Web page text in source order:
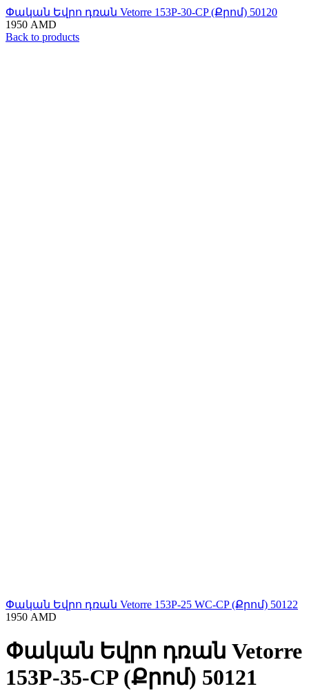
Փական Եվրո դռան Vetorre 153P-30-CP (Քրոմ) 50120
1950 AMD
Back to products
Փական Եվրո դռան Vetorre 153P-25 WC-CP (Քրոմ) 50122
1950 AMD
Փական Եվրո դռան Vetorre
153P-35-CP (Քրոմ) 50121